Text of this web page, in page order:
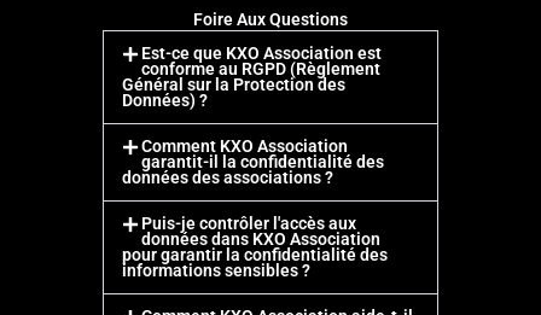
Foire Aux Questions
Est-ce que KXO Association est
conforme au RGPD (Règlement
Général sur la Protection des
Données) ?
Comment KXO Association
garantit-il la confidentialité des
données des associations ?
Puis-je contrôler l'accès aux
données dans KXO Association
pour garantir la confidentialité des
informations sensibles ?